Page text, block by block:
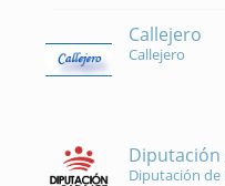
Callejero
Callejero
Diputación
Diputación de